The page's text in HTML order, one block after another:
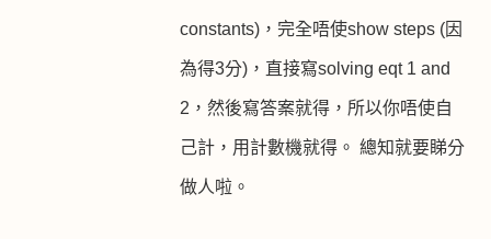
constants) ，完全唔使show steps (因
為得3分) ，直接寫solving eqt 1 and
2 ，然後寫答案就得，所以你唔使自
己計，用計數機就得。 總知就要睇分
做人啦。